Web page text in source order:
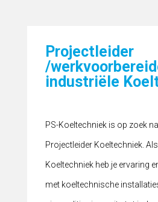
Projectleider
/
industriële
PS-Koeltechniek is op zoek
Projectleider Koeltechniek.
Koeltechniek heb je ervaring
met koeltechnische